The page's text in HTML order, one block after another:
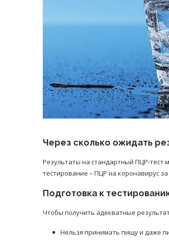
Через сколько ожидать
Результаты на стандартный ПЦР-тест
тестирование – ПЦР на коронавирус за
Подготовка к
Чтобы получить адекватные
Нельзя принимать пищу и даже